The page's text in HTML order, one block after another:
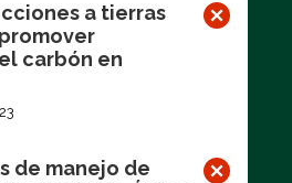
a tierras
carbón en
de manejo de